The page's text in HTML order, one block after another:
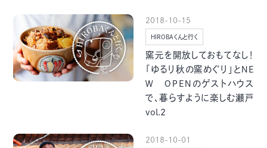
モノ ひと
2018-10-15
HIROBAくんと行く
窯元を開放しておもてなし！
「ゆるり秋の窯めぐり」とＮＥ
Ｗ ＯＰＥＮのゲストハウス
で、暮らすように楽しむ瀬戸
vol.2
2018-10-01